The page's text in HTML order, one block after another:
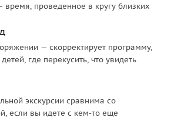
время, проведенное в кругу близких
— скорректирует программу,
где перекусить, что увидеть
экскурсии сравнима со
если вы идете с кем-то еще